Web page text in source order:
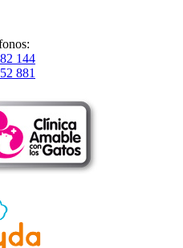
144
881